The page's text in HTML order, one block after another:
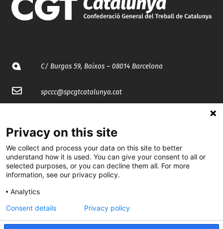
C/ Burgos 59, Baixos – 08014 Barcelona
spccc@spcgtcatalunya.cat
@CGTCatalunya
cgtcatalunya
Privacy on this site
We collect and process your data on this site to better
understand how it is used. You can give your consent to all or
selected purposes, or you can decline them all. For more
information, see our privacy policy.
Analytics
Consent details Privacy policy